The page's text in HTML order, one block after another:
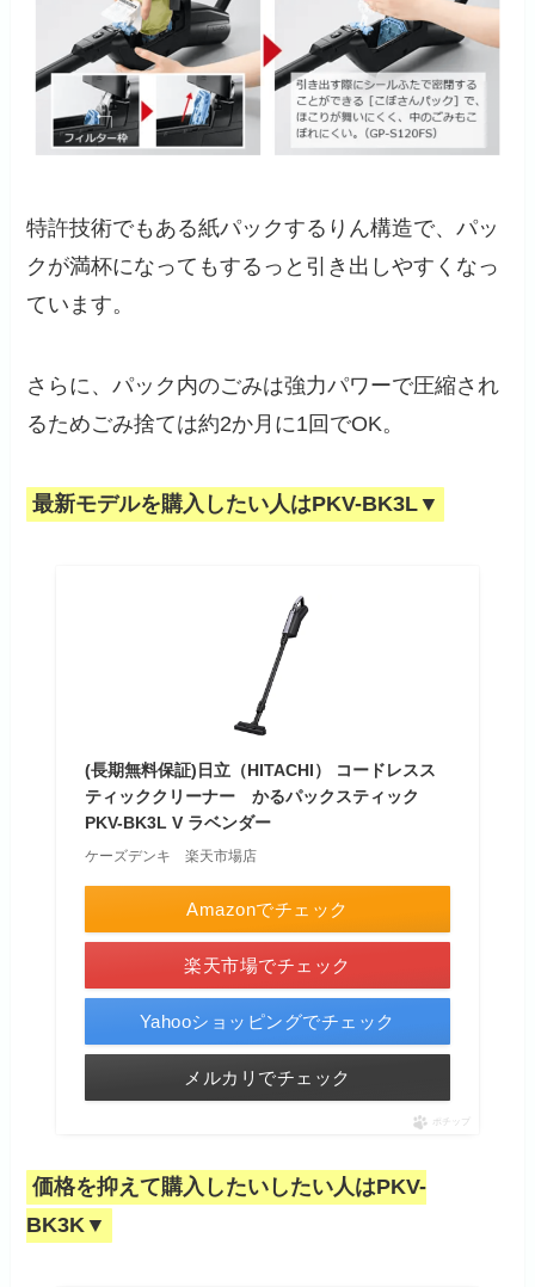
特許技術でもある紙パックするりん構造で、パッ
クが満杯になってもするっと引き出しやすくなっ
ています。
さらに、パック内のごみは強力パワーで圧縮され
るためごみ捨ては約2か月に1回でOK。
最新モデルを購入したい人はPKV-BK3L▼
(長期無料保証)日立（HITACHI） コードレスス
ティッククリーナー かるパックスティック
PKV-BK3L V ラベンダー
ケーズデンキ 楽天市場店
Amazonでチェック
楽天市場でチェック
Yahooショッピングでチェック
メルカリでチェック
ポチップ
価格を抑えて購入したいしたい人はPKV-
BK3K▼